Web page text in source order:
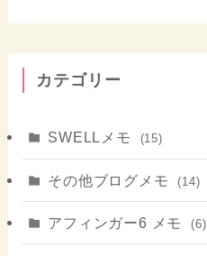
カテゴリー
SWELLメモ (15)
その他ブログメモ (14)
アフィンガー6 メモ (6)